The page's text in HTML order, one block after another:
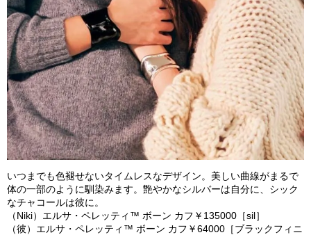
いつまでも色褪せないタイムレスなデザイン。美しい曲線がまるで
体の一部のように馴染みます。艶やかなシルバーは自分に、シック
なチャコールは彼に。
（ Niki）エルサ・ペレッティ ™ ボーン カフ￥ 135000 ［sil ］
（彼）エルサ・ペレッティ ™ ボーン カフ￥ 64000 ［ブラックフィニ